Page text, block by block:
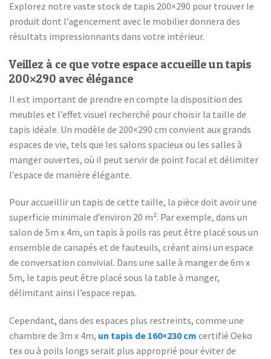
Explorez notre vaste stock de tapis 200×290 pour trouver le
produit dont l’agencement avec le mobilier donnera des
résultats impressionnants dans votre intérieur.
Veillez à ce que votre espace accueille un tapis
200×290 avec élégance
Il est important de prendre en compte la disposition des
meubles et l’effet visuel recherché pour choisir la taille de
tapis idéale. Un modèle de 200×290 cm convient aux grands
espaces de vie, tels que les salons spacieux ou les salles à
manger ouvertes, où il peut servir de point focal et délimiter
l’espace de manière élégante.
Pour accueillir un tapis de cette taille, la pièce doit avoir une
superficie minimale d’environ 20 m². Par exemple, dans un
salon de 5m x 4m, un tapis à poils ras peut être placé sous un
ensemble de canapés et de fauteuils, créant ainsi un espace
de conversation convivial. Dans une salle à manger de 6m x
5m, le tapis peut être placé sous la table à manger,
délimitant ainsi l’espace repas.
Cependant, dans des espaces plus restreints, comme une
chambre de 3m x 4m, un tapis de 160×230 cm certifié Oeko
tex ou à poils longs serait plus approprié pour éviter de